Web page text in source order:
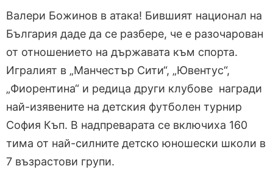
Валери Божинов в атака! Бившият национал на
България даде да се разбере, че е разочарован
от отношението на държавата към спорта.
Игралият в „Манчестър Сити“, „Ювентус“,
„Фиорентина“ и редица други клубове награди
най-изявените на детския футболен турнир
София Къп. В надпреварата се включиха 160
тима от най-силните детско юношески школи в
7 възрастови групи.